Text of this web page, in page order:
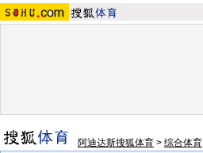
阿迪达斯搜狐体育 > 综合体育